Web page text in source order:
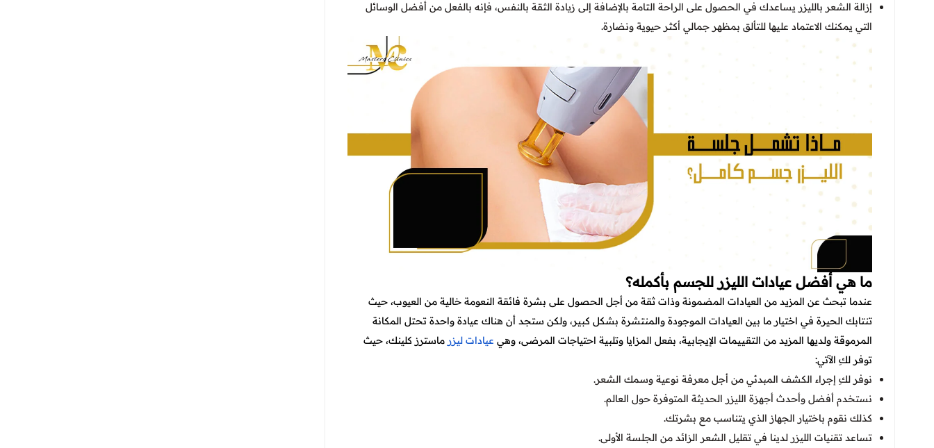
إزالة الشعر بالليزر يساعدك في الحصول على الراحة التامة بالإضافة إلى زيادة الثقة بالنفس، فإنه بالفعل من أفضل الوسائل
التي يمكنك الاعتماد عليها للتألق بمظهر جمالي أكثر حيوية ونضارة.
ما هي أفضل عيادات الليزر للجسم بأكمله؟
عندما تبحث عن المزيد من العيادات المضمونة وذات ثقة من أجل الحصول على بشرة فائقة النعومة خالية من العيوب، حيث
تنتابك الحيرة في اختيار ما بين العيادات الموجودة والمنتشرة بشكل كبير، ولكن ستجد أن هناك عيادة واحدة تحتل المكانة
المرموقة ولديها المزيد من التقييمات الإيجابية، بفعل المزايا وتلبية احتياجات المرضى، وهي عيادات ليزر ماسترز كلينك، حيث
توفر لكِ الآتي:
نوفر لكِ إجراء الكشف المبدئي من أجل معرفة نوعية وسمك الشعر.
نستخدم أفضل وأحدث أجهزة الليزر الحديثة المتوفرة حول العالم.
كذلك نقوم باختيار الجهاز الذي يتناسب مع بشرتك.
تساعد تقنيات الليزر لدينا في تقليل الشعر الزائد من الجلسة الأولى.